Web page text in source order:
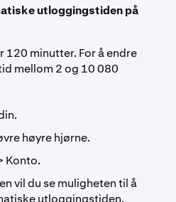
utloggingstiden på
minutter. For å endre
mellom 2 og 10 080
høyre hjørne.
Konto.
vil du se muligheten til å
utloggingstiden.